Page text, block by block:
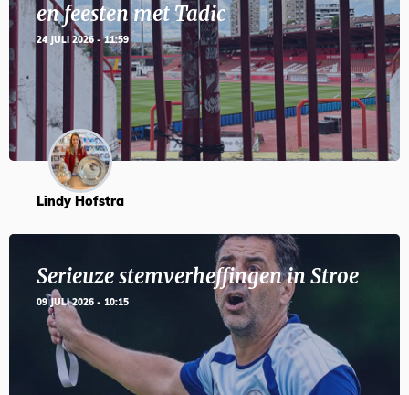
en feesten met Tadic
24 JULI 2026 - 11:59
Lindy Hofstra
Serieuze stemverheffingen in Stroe
09 JULI 2026 - 10:15